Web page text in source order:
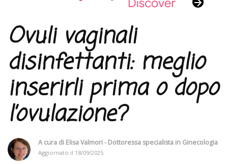
Ovuli vaginali
disinfettanti: meglio
inserirli prima o dopo
l’ovulazione?
A cura di Elisa Valmori - Dottoressa specialista in Ginecologia
Aggiornato il 18/09/2025